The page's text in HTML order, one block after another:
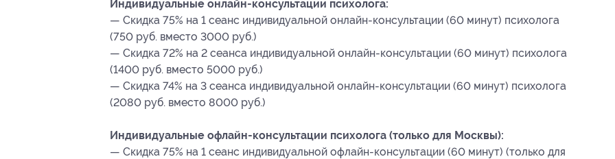
Индивидуальные онлайн-консультации психолога:
— Скидка 75% на 1 сеанс индивидуальной онлайн-консультации (60 минут) психолога
(750 руб. вместо 3000 руб.)
— Скидка 72% на 2 сеанса индивидуальной онлайн-консультации (60 минут) психолога
(1400 руб. вместо 5000 руб.)
— Скидка 74% на 3 сеанса индивидуальной онлайн-консультации (60 минут) психолога
(2080 руб. вместо 8000 руб.)
Индивидуальные офлайн-консультации психолога (только для Москвы):
— Скидка 75% на 1 сеанс индивидуальной офлайн-консультации (60 минут) (только для